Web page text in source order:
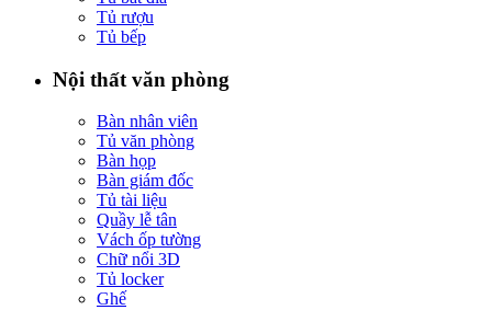
Tủ rượu
Tủ bếp
Nội thất văn phòng
Bàn nhân viên
Tủ văn phòng
Bàn họp
Bàn giám đốc
Tủ tài liệu
Quầy lễ tân
Vách ốp tường
Chữ nổi 3D
Tủ locker
Ghế